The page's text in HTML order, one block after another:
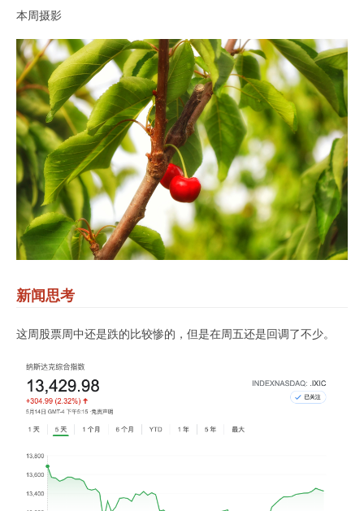
本周摄影
新闻思考
这周股票周中还是跌的比较惨的，但是在周五还是回调了不少。